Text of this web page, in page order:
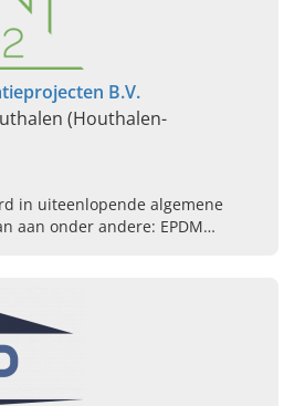
B.V.
(Houthalen-
in uiteenlopende algemene
aan onder andere: EPDM
vrijblijvend contact op.